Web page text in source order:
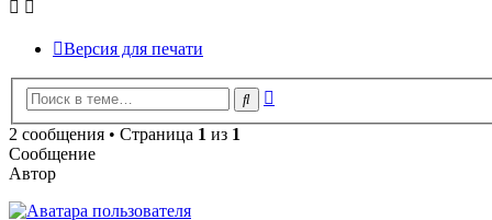
Версия для печати
Поиск
2 сообщения • Страница 1 из 1
Сообщение
Автор